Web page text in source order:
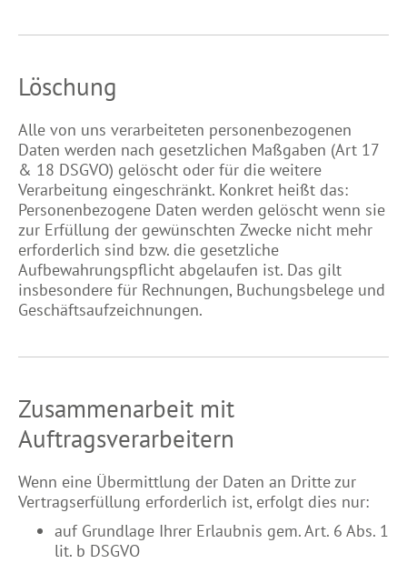
Löschung
Alle von uns verarbeiteten personenbezogenen
Daten werden nach gesetzlichen Maßgaben (Art 17
& 18 DSGVO) gelöscht oder für die weitere
Verarbeitung eingeschränkt. Konkret heißt das:
Personenbezogene Daten werden gelöscht wenn sie
zur Erfüllung der gewünschten Zwecke nicht mehr
erforderlich sind bzw. die gesetzliche
Aufbewahrungspflicht abgelaufen ist. Das gilt
insbesondere für Rechnungen, Buchungsbelege und
Geschäftsaufzeichnungen.
Zusammenarbeit mit
Auftragsverarbeitern
Wenn eine Übermittlung der Daten an Dritte zur
Vertragserfüllung erforderlich ist, erfolgt dies nur:
auf Grundlage Ihrer Erlaubnis gem. Art. 6 Abs. 1
lit. b DSGVO